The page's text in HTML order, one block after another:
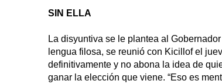
SIN ELLA
La disyuntiva se le plantea al
lengua filosa, se reunió con Kicillof el
definitivamente y no abona la idea de
ganar la elección que viene. “Eso es